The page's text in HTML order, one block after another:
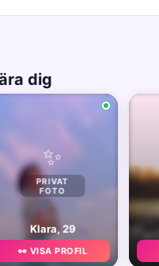
dig
✨
PRIVAT
FOTO
Klara, 29
👀 VISA PROFIL